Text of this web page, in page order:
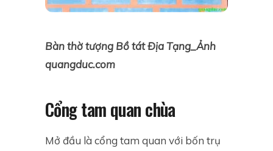
Bàn thờ tượng Bồ tát Địa Tạng_Ảnh
quangduc.com
Cổng tam quan chùa
Mở đầu là cổng tam quan với bốn trụ